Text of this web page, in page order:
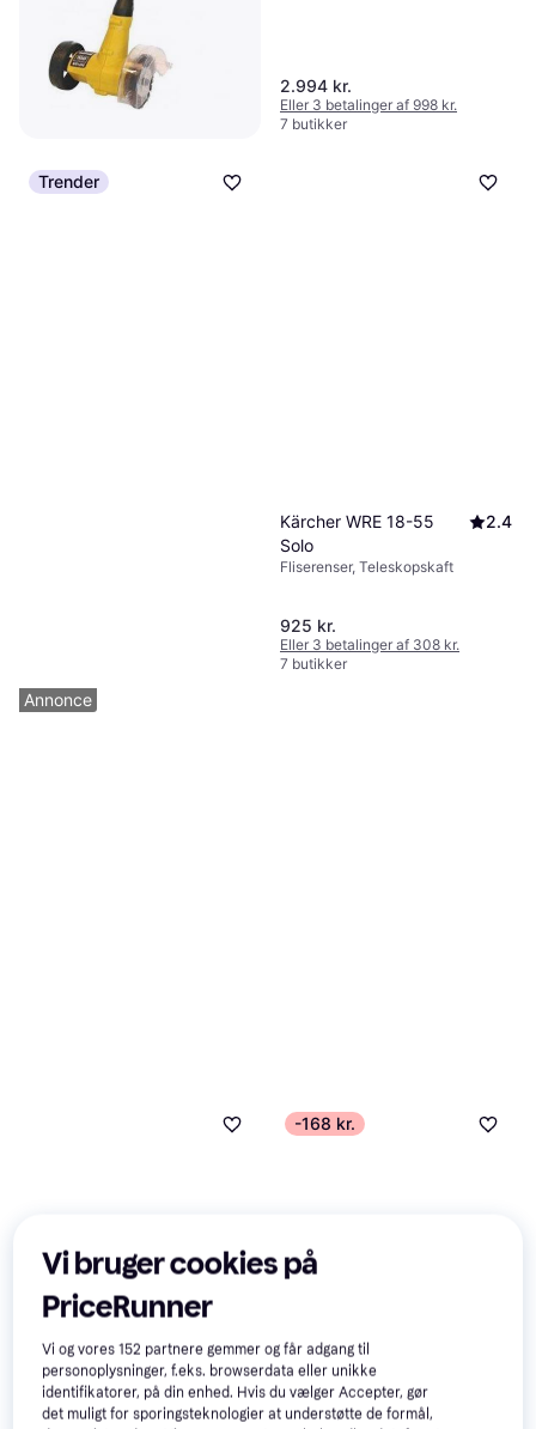
Texas WR1080 (1x1.5Ah)
Fliserenser, Elstart, Teleskopskaft
2.994 kr.
Eller 3 betalinger af 998 kr.
7 butikker
Trender
Kärcher WRE 18-55
Solo
2.4
Fliserenser, Teleskopskaft
925 kr.
Eller 3 betalinger af 308 kr.
7 butikker
-168 kr.
Annonce
Vi bruger cookies på
PriceRunner
Vi og vores152 partnere gemmer og får adgang til
personoplysninger, f.eks. browserdata eller unikke
identifikatorer, på din enhed. Hvis du vælger Accepter, gør
det muligt for sporingsteknologier at understøtte de formål,